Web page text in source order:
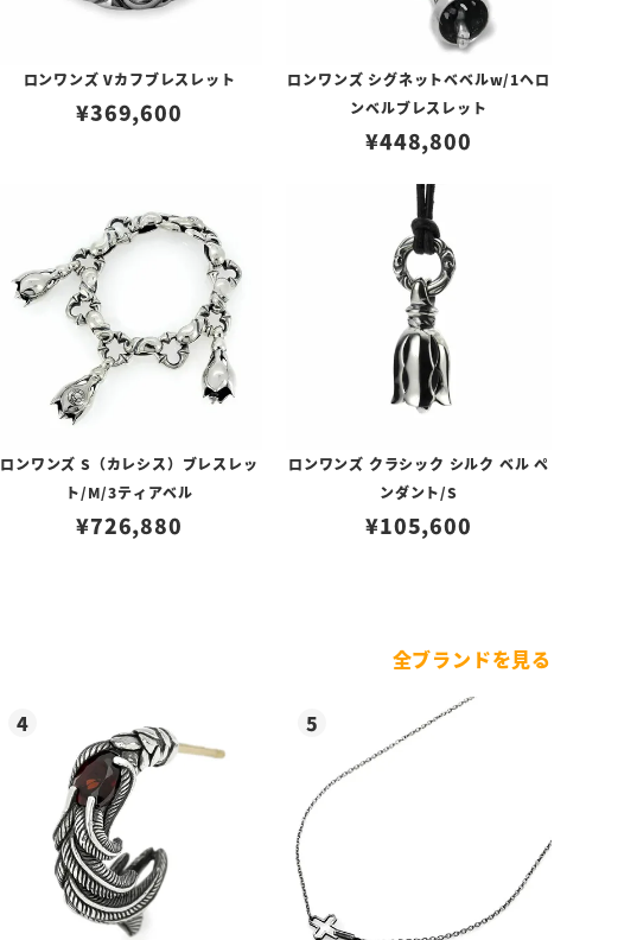
ロンワンズ Vカフブレスレット
¥369,600
ロンワンズ シグネットベベルw/1ヘロ
ンベルブレスレット
¥448,800
ロンワンズ S（カレシス）ブレスレッ
ト/M/3ティアベル
¥726,880
ロンワンズ クラシック シルク ベル ペ
ンダント/S
¥105,600
全ブランドを見る